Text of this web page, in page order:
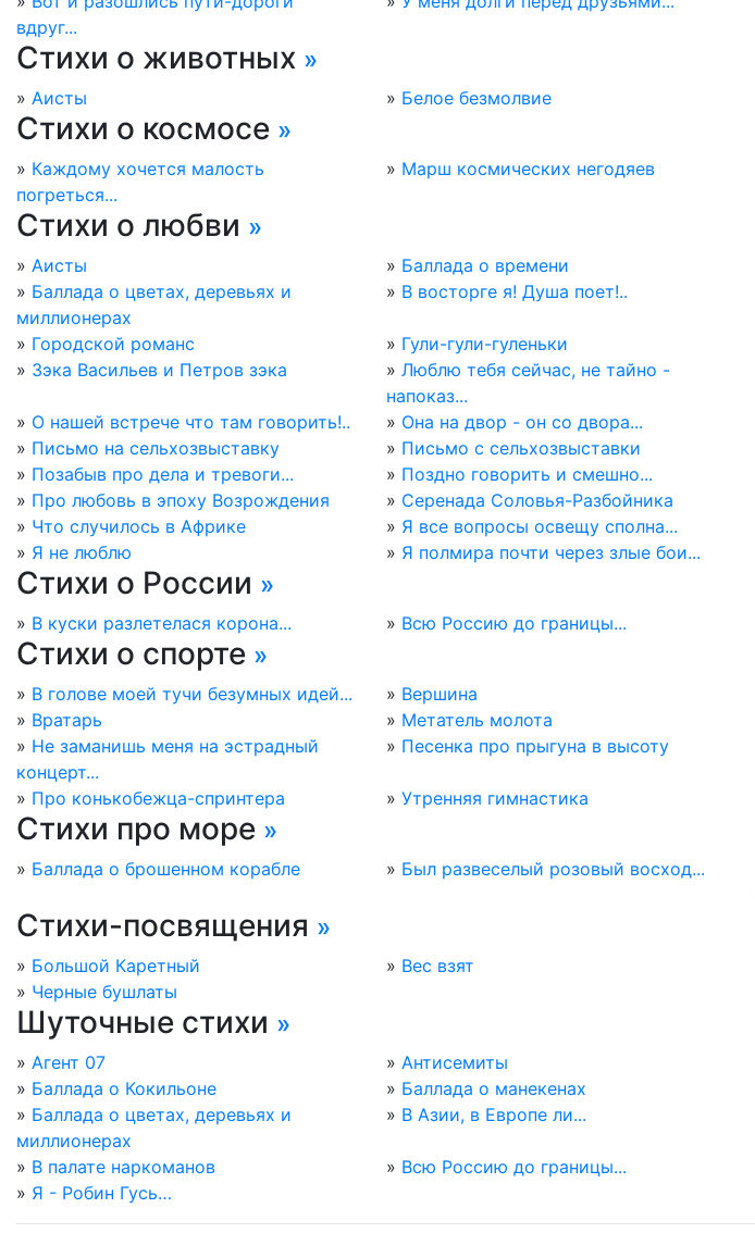
вдруг...
Стихи о животных »
» Аисты » Белое безмолвие
Стихи о космосе »
» Каждому хочется малость
погреться...
» Марш космических негодяев
Стихи о любви »
» Аисты » Баллада о времени
» Баллада о цветах, деревьях и
миллионерах
» В восторге я! Душа поет!..
» Городской романс » Гули-гули-гуленьки
» Зэка Васильев и Петров зэка » Люблю тебя сейчас, не тайно -
напоказ...
» О нашей встрече что там говорить!.. » Она на двор - он со двора...
» Письмо на сельхозвыставку » Письмо с сельхозвыставки
» Позабыв про дела и тревоги... » Поздно говорить и смешно...
» Про любовь в эпоху Возрождения » Серенада Соловья-Разбойника
» Что случилось в Африке » Я все вопросы освещу сполна...
» Я не люблю » Я полмира почти через злые бои...
Стихи о России »
» В куски разлетелася корона... » Всю Россию до границы...
Стихи о спорте »
» В голове моей тучи безумных идей... » Вершина
» Вратарь » Метатель молота
» Не заманишь меня на эстрадный
концерт...
» Песенка про прыгуна в высоту
» Про конькобежца-спринтера » Утренняя гимнастика
Стихи про море »
» Баллада о брошенном корабле » Был развеселый розовый восход...
Стихи-посвящения »
» Большой Каретный » Вес взят
» Черные бушлаты
Шуточные стихи »
» Агент 07 » Антисемиты
» Баллада о Кокильоне » Баллада о манекенах
» Баллада о цветах, деревьях и
миллионерах
» В Азии, в Европе ли...
» В палате наркоманов » Всю Россию до границы...
» Я - Робин Гусь…